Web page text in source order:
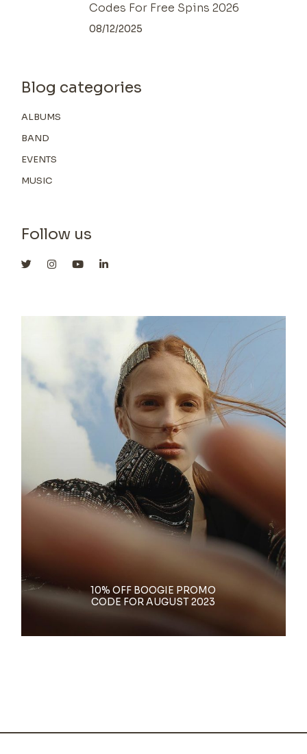
Codes For Free Spins 2026
08/12/2025
Blog categories
ALBUMS
BAND
EVENTS
MUSIC
Follow us
10% OFF BOOGIE PROMO
CODE FOR AUGUST 2023